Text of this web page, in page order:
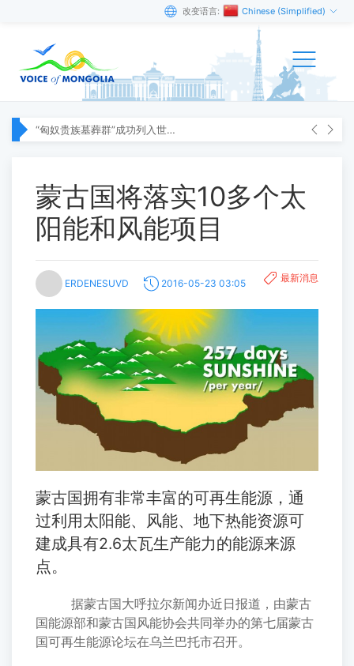
改变语言: Chinese (Simplified)
“匈奴贵族墓葬群”成功列入世界遗产名录
蒙古国将落实10多个太
阳能和风能项目
ERDENESUVD 2016-05-23 03:05 最新消息
蒙古国拥有非常丰富的可再生能源，通
过利用太阳能、风能、地下热能资源可
建成具有2.6太瓦生产能力的能源来源
点。
据蒙古国大呼拉尔新闻办近日报道，由蒙古
国能源部和蒙古国风能协会共同举办的第七届蒙古
国可再生能源论坛在乌兰巴托市召开。